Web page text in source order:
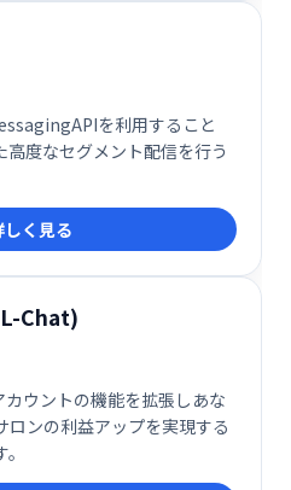
を利用すること
度なセグメント配信を行う
しく見る
Chat)
ウントの機能を拡張しあな
ロンの利益アップを実現する